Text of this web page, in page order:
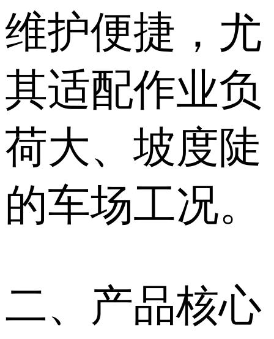
维护便捷，尤
其适配作业负
荷大、坡度陡
的车场工况。
二、产品核心